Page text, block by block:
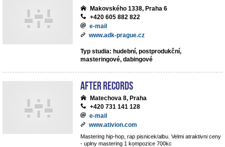
Makovského 1338, Praha 6
+420 605 882 822
e-mail
www.adk-prague.cz
Typ studia: hudební, postprodukční,
masteringové, dabingové
After records
Matechova 8, Praha
+420 731 141 128
e-mail
www.ativion.com
Mastering hip-hop, rap pisnicek/albu. Velmi atraktivni ceny
- uplny mastering 1 kompozice 700kc